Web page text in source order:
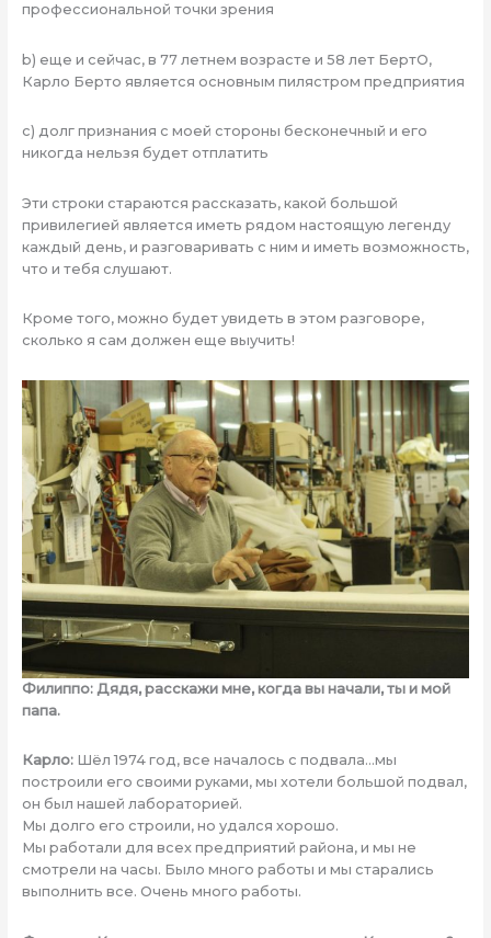
профессиональной точки зрения
b) еще и сейчас, в 77 летнем возрасте и 58 лет БертО,
Карло Берто является основным пилястром предприятия
c) долг признания с моей стороны бесконечный и его
никогда нельзя будет отплатить
Эти строки стараются рассказать, какой большой
привилегией является иметь рядом настоящую легенду
каждый день, и разговаривать с ним и иметь возможность,
что и тебя слушают.
Кроме того, можно будет увидеть в этом разговоре,
сколько я сам должен еще выучить!
Филиппо: Дядя, расскажи мне, когда вы начали, ты и мой
папа.
Карло:Шёл 1974 год, все началось с подвала…мы
построили его своими руками, мы хотели большой подвал,
он был нашей лабораторией.
Мы долго его строили, но удался хорошо.
Мы работали для всех предприятий района, и мы не
смотрели на часы. Было много работы и мы старались
выполнить все. Очень много работы.